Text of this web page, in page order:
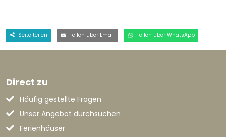
Seite teilen Teilen über Email Teilen über WhatsApp
Direct zu
Häufig gestellte Fragen
Unser Angebot durchsuchen
Ferienhäuser